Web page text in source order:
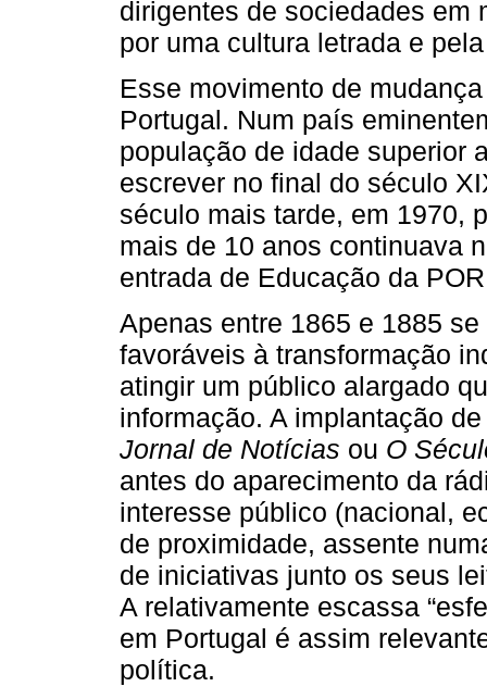
dirigentes de sociedades em
por uma cultura letrada e
Esse movimento de
Portugal. Num país
população de idade superior
escrever no final do século
século mais tarde, em 1970,
mais de 10 anos continuava
entrada de Educação da
Apenas entre 1865 e 1885
favoráveis à transformação
atingir um público alargado
informação. A implantação
Jornal de Notícias ou O
antes do aparecimento da
interesse público (nacional,
de proximidade, assente
de iniciativas junto os seus
A relativamente escassa
em Portugal é assim
política.